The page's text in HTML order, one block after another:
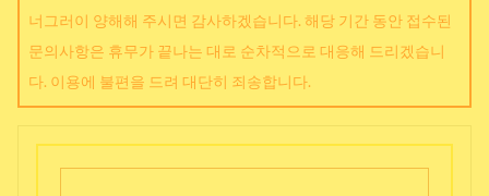
너그러이 양해해 주시면 감사하겠습니다. 해당 기간 동안 접수된
문의사항은 휴무가 끝나는 대로 순차적으로 대응해 드리겠습니
다. 이용에 불편을 드려 대단히 죄송합니다.